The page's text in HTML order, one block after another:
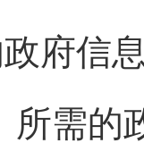
府信
所需的